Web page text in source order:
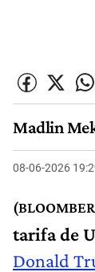
Madlin
08-06-2026
tarifa de
Donald